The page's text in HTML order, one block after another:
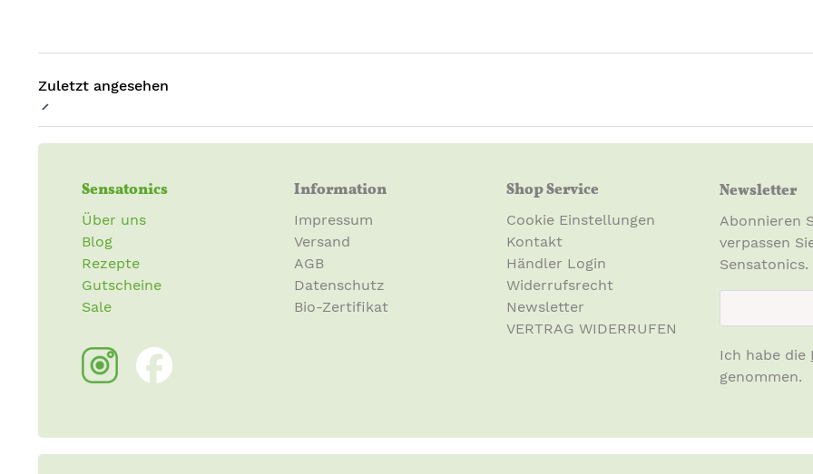
Zuletzt angesehen
Sensatonics
Über uns
Blog
Rezepte
Gutscheine
Sale
Information
Impressum
Versand
AGB
Datenschutz
Bio-Zertifikat
Shop Service
Cookie Einstellungen
Kontakt
Händler Login
Widerrufsrecht
Newsletter
VERTRAG WIDERRUFEN
Newsletter
Abonnieren
verpassen
Sensatonics.
Ich habe die
genommen.